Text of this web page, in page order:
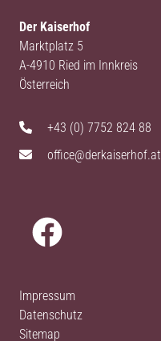
Der Kaiserhof
Marktplatz 5
A-4910 Ried im Innkreis
Österreich
+43 (0) 7752 824 88
office@derkaiserhof.at
Impressum
Datenschutz
Sitemap